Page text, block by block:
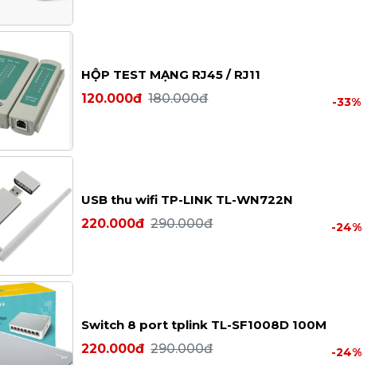
HỘP TEST MẠNG RJ45 / RJ11
120.000đ 180.000đ -33%
USB thu wifi TP-LINK TL-WN722N
220.000đ 290.000đ -24%
Switch 8 port tplink TL-SF1008D 100M
220.000đ 290.000đ -24%